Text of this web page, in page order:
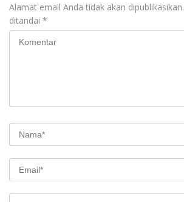
Alamat email Anda tidak akan dipublikasikan.
ditandai *